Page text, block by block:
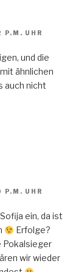
UHR
und die
ähnlichen
auch nicht
UHR
ein, da ist
Erfolge?
Pokalsieger
wir wieder